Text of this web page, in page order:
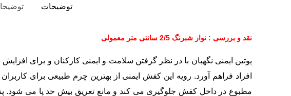
توضیحات
نقد و بررسی : نوار شبرنگ 2/5 سانتی متر معمولی
پوتین ایمنی نگهبان با در نظر گرفتن سلامت و ایمنی کارکنان و برای
افراد فراهم آورد. رویه این کفش ایمنی از بهترین چرم طبیعی برای
مطبوع در داخل کفش جلوگیری می کند و مانع تعریق بیش حد پا می شود.